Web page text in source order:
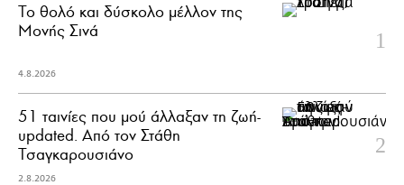
Το θολό και δύσκολο μέλλον της
Μονής Σινά
4.8.2026
51 ταινίες που μού άλλαξαν τη ζωή-
updated. Aπό τον Στάθη
Τσαγκαρουσιάνο
2.8.2026